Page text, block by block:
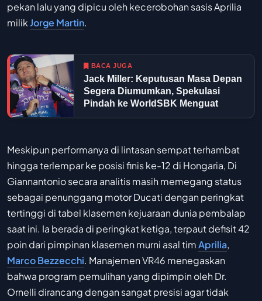
pekan lalu yang dipicu oleh kecerobohan sasis Aprilia
milikJorge Martin.
BACA JUGA
Jack Miller: Keputusan Masa Depan
Segera Diumumkan, Spekulasi
Pindah ke WorldSBK Menguat
Meskipun performanya di lintasan sempat terhambat
hingga terlempar ke posisi finis ke-12 di Hongaria, Di
Giannantonio secara analitis masih memegang status
sebagai penunggang motor Ducati dengan peringkat
tertinggi di tabel klasemen kejuaraan dunia pembalap
saat ini. Ia berada di peringkat ketiga, terpaut defisit 42
poin dari pimpinan klasemen murni asal timAprilia,
Marco Bezzecchi. Manajemen VR46 menegaskan
bahwa program pemulihan yang dipimpin oleh Dr.
Ornelli dirancang dengan sangat presisi agar tidak